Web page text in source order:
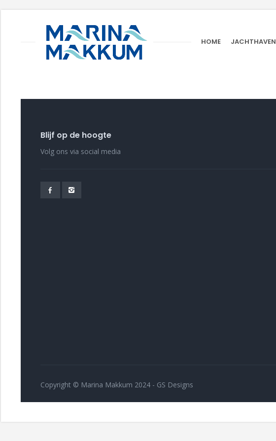
HOME JACHTHAVEN
Blijf op de hoogte
Volg ons via social media
Copyright © Marina Makkum 2024 - GS Designs